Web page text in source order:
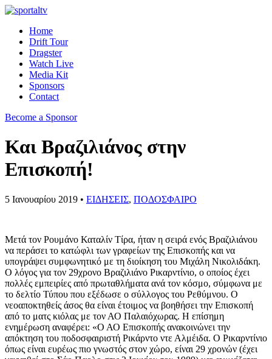
Home
Drift Tour
Dragster
Watch Live
Media Kit
Sponsors
Contact
Become a Sponsor
Και Βραζιλιάνος στην
Επισκοπή!
5 Ιανουαρίου 2019 • ΕΙΔΗΣΕΙΣ, ΠΟΔΟΣΦΑΙΡΟ
Μετά τον Ρουμάνο Καταλίν Τίρα, ήταν η σειρά ενός Βραζιλιάνου
να περάσει το κατώφλι των γραφείων της Επισκοπής και να
υπογράψει συμφωνητικό με τη διοίκηση του Μιχάλη Νικολιδάκη.
Ο λόγος για τον 29χρονο Βραζιλιάνο Ρικαρντίνιο, ο οποίος έχει
πολλές εμπειρίες από πρωταθλήματα ανά τον κόσμο, σύμφωνα με
το δελτίο Τύπου που εξέδωσε ο σύλλογος του Ρεθύμνου. Ο
νεοαποκτηθείς άσος θα είναι έτοιμος να βοηθήσει την Επισκοπή
από το ματς κιόλας με τον ΑΟ Παλαιόχωρας. Η επίσημη
ενημέρωση αναφέρει: «Ο ΑΟ Επισκοπής ανακοινώνει την
απόκτηση του ποδοσφαιριστή Ρικάρντο ντε Αλμέιδα. Ο Ρικαρντίνιο
όπως είναι ευρέως πιο γνωστός στον χώρο, είναι 29 χρονών (έχει